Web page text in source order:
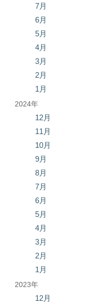
7月
6月
5月
4月
3月
2月
1月
2024年
12月
11月
10月
9月
8月
7月
6月
5月
4月
3月
2月
1月
2023年
12月